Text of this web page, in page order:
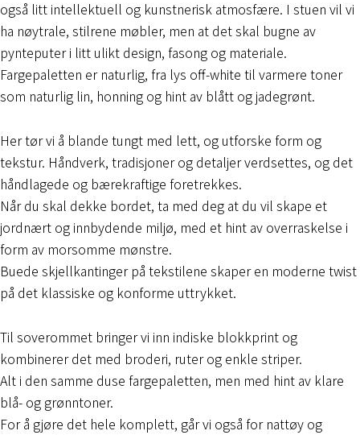
også litt intellektuell og kunstnerisk atmosfære. I stuen vil vi
ha nøytrale, stilrene møbler, men at det skal bugne av
pynteputer i litt ulikt design, fasong og materiale.
Fargepaletten er naturlig, fra lys off-white til varmere toner
som naturlig lin, honning og hint av blått og jadegrønt.
Her tør vi å blande tungt med lett, og utforske form og
tekstur. Håndverk, tradisjoner og detaljer verdsettes, og det
håndlagede og bærekraftige foretrekkes.
Når du skal dekke bordet, ta med deg at du vil skape et
jordnært og innbydende miljø, med et hint av overraskelse i
form av morsomme mønstre.
Buede skjellkantinger på tekstilene skaper en moderne twist
på det klassiske og konforme uttrykket.
Til soverommet bringer vi inn indiske blokkprint og
kombinerer det med broderi, ruter og enkle striper.
Alt i den samme duse fargepaletten, men med hint av klare
blå- og grønntoner.
For å gjøre det hele komplett, går vi også for nattøy og